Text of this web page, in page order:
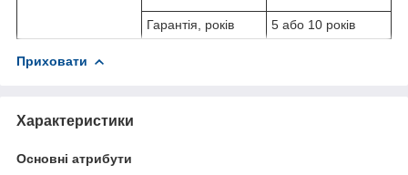
Гарантія, років 5 або 10 років
Приховати
Характеристики
Основні атрибути